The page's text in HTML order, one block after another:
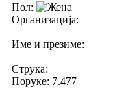
Пол:
Организација:
Име и презиме:
Струка:
Поруке: 7.477